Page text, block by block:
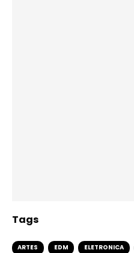
Tags
ARTES EDM ELETRONICA